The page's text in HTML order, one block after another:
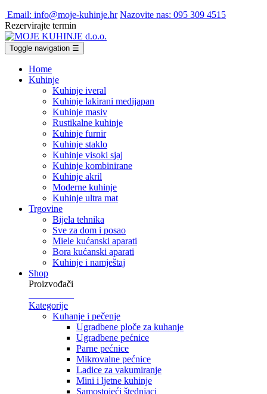
Email: info@moje-kuhinje.hr Nazovite nas: 095 309 4515
Rezervirajte termin
Toggle navigation ☰
Home
Kuhinje
Kuhinje iveral
Kuhinje lakirani medijapan
Kuhinje masiv
Rustikalne kuhinje
Kuhinje furnir
Kuhinje staklo
Kuhinje visoki sjaj
Kuhinje kombinirane
Kuhinje akril
Moderne kuhinje
Kuhinje ultra mat
Trgovine
Bijela tehnika
Sve za dom i posao
Miele kućanski aparati
Bora kućanski aparati
Kuhinje i namještaj
Shop
Proizvođači
Kategorije
Kuhanje i pečenje
Ugradbene ploče za kuhanje
Ugradbene pećnice
Parne pećnice
Mikrovalne pećnice
Ladice za vakumiranje
Mini i ljetne kuhinje
Samostojeći štednjaci